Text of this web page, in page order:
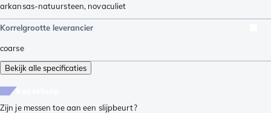
arkansas-natuursteen, novaculiet
Korrelgrootte leverancier
coarse
Bekijk alle specificaties
Zijn je messen toe aan een slijpbeurt?